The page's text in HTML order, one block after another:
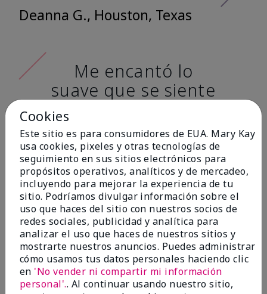
Deanna G., Houston, Texas
Me encantó lo
suave que se siente
al aplicarla. Tiene
un acabado mate
muy bonito y no se
siente pastosa en la
piel. (tono de piel:
claro)
Ailime A., Tampa, Fla.
Cookies
Este sitio es para consumidores de EUA. Mary Kay
usa cookies, pixeles y otras tecnologías de
seguimiento en sus sitios electrónicos para
propósitos operativos, analíticos y de mercadeo,
incluyendo para mejorar la experiencia de tu
sitio. Podríamos divulgar información sobre el
uso que haces del sitio con nuestros socios de
redes sociales, publicidad y analítica para
analizar el uso que haces de nuestros sitios y
mostrarte nuestros anuncios. Puedes administrar
cómo usamos tus datos personales haciendo clic
en 'No vender ni compartir mi información
personal'.. Al continuar usando nuestro sitio,